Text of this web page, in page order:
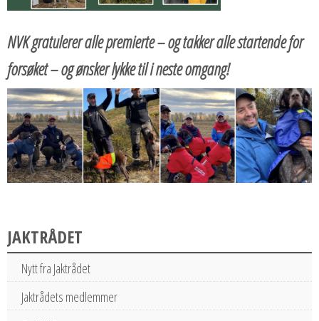
NVK gratulerer alle premierte – og takker alle startende for
forsøket – og ønsker lykke til i neste omgang!
JAKTRÅDET
Nytt fra Jaktrådet
Jaktrådets medlemmer